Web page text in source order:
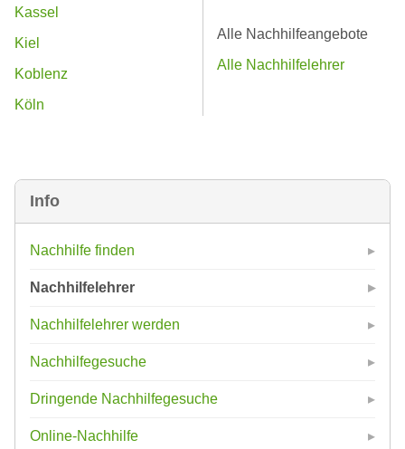
Info
Nachhilfe finden
Nachhilfelehrer
Nachhilfelehrer werden
Nachhilfegesuche
Dringende Nachhilfegesuche
Online-Nachhilfe
Kassel
Kiel
Koblenz
Köln
Alle Nachhilfeangebote
Alle Nachhilfelehrer